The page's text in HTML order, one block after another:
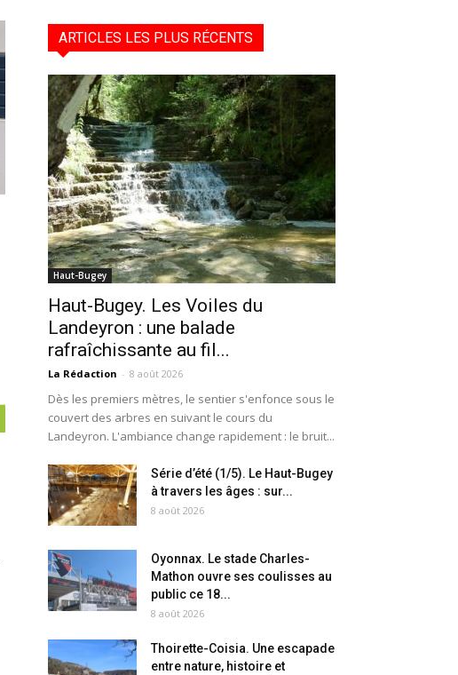
ARTICLES LES PLUS RÉCENTS
Haut-Bugey
Haut-Bugey. Les Voiles du
Landeyron : une balade
rafraîchissante au fil...
La Rédaction - 8 août 2026
Dès les premiers mètres, le sentier s'enfonce sous le
couvert des arbres en suivant le cours du
Landeyron. L'ambiance change rapidement : le bruit...
Série d’été (1/5). Le Haut-Bugey
à travers les âges : sur...
8 août 2026
Oyonnax. Le stade Charles-
Mathon ouvre ses coulisses au
public ce 18...
8 août 2026
Thoirette-Coisia. Une escapade
entre nature, histoire et